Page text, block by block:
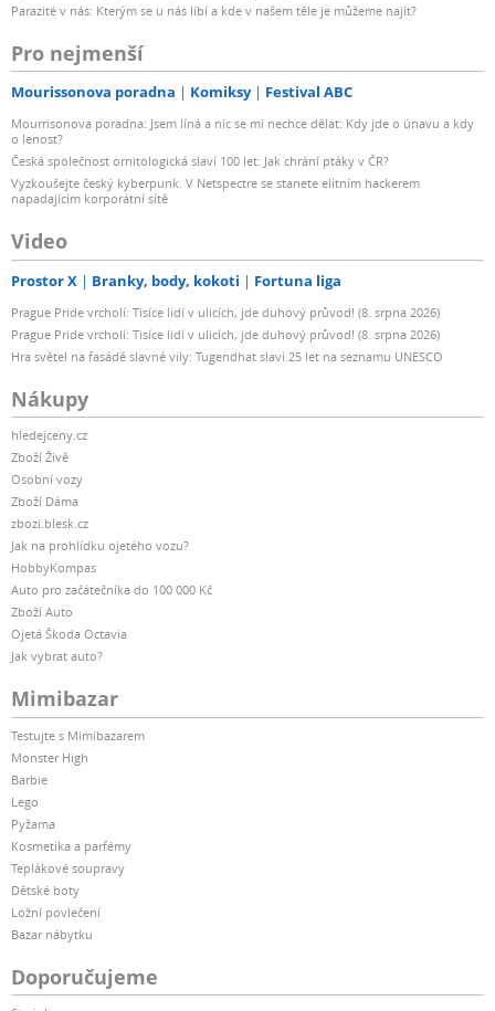
Parazité v nás: Kterým se u nás líbí a kde v našem těle je můžeme najít?
Pro nejmenší
Mourissonova poradna Komiksy Festival ABC
Mourrisonova poradna: Jsem líná a nic se mi nechce dělat: Kdy jde o únavu a kdy
o lenost?
Česká společnost ornitologická slaví 100 let: Jak chrání ptáky v ČR?
Vyzkoušejte český kyberpunk. V Netspectre se stanete elitním hackerem
napadajícím korporátní sítě
Video
Prostor X Branky, body, kokoti Fortuna liga
Prague Pride vrcholí: Tisíce lidí v ulicích, jde duhový průvod! (8. srpna 2026)
Prague Pride vrcholí: Tisíce lidí v ulicích, jde duhový průvod! (8. srpna 2026)
Hra světel na fasádě slavné vily: Tugendhat slaví 25 let na seznamu UNESCO
Nákupy
hledejceny.cz
Zboží Živě
Osobní vozy
Zboží Dáma
zbozi.blesk.cz
Jak na prohlídku ojetého vozu?
HobbyKompas
Auto pro začátečníka do 100 000 Kč
Zboží Auto
Ojetá Škoda Octavia
Jak vybrat auto?
Mimibazar
Testujte s Mimibazarem
Monster High
Barbie
Lego
Pyžama
Kosmetika a parfémy
Teplákové soupravy
Dětské boty
Ložní povlečení
Bazar nábytku
Doporučujeme